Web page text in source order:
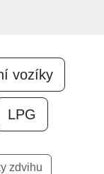
vozíky
LPG
zdvihu